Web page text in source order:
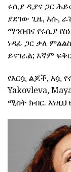
ሩሲያ ዲያና ጋር
ያደገው ጊዜ, እሱ,
ማንበብና የሩሲያ
ነዳፊ ጋር ቃለ
ይናገራል; እኛም
የእርሷ ልጆች, እሷ
Yakovleva,
ሚስት ክብር. እነዚህ